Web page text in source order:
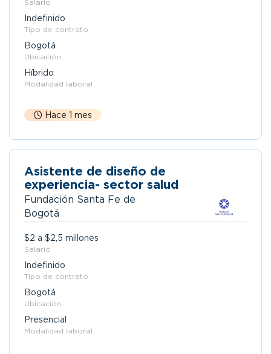
Salario
Indefinido
Tipo de contrato
Bogotá
Ubicación
Híbrido
Modalidad laboral
Hace 1 mes
Asistente de diseño de
experiencia- sector salud
Fundación Santa Fe de
Bogotá
$2 a $2,5 millones
Salario
Indefinido
Tipo de contrato
Bogotá
Ubicación
Presencial
Modalidad laboral